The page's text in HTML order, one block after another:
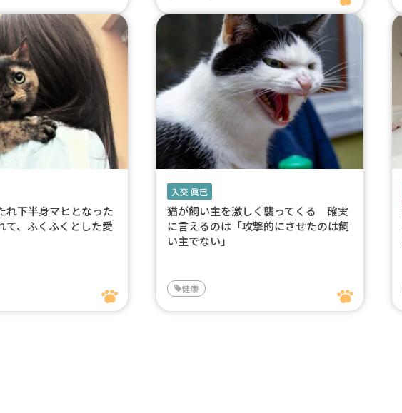
れ下半身マヒとなった
、ふくふくとした愛
入交 眞巳
猫が飼い主を激しく襲ってくる 確実
に言えるのは「攻撃的にさせたのは飼
い主でない」
健康